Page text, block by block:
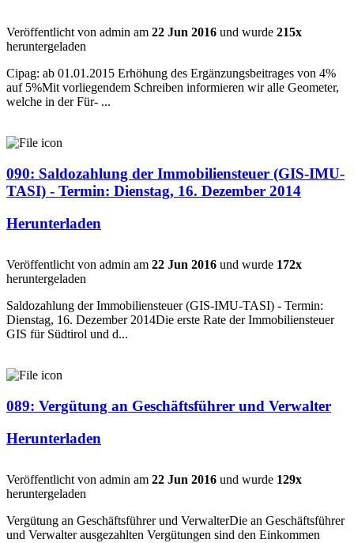
Veröffentlicht von admin am 22 Jun 2016 und wurde 215x
heruntergeladen
Cipag: ab 01.01.2015 Erhöhung des Ergänzungsbeitrages von 4%
auf 5%Mit vorliegendem Schreiben informieren wir alle Geometer,
welche in der Für- ...
090: Saldozahlung der Immobiliensteuer (GIS-IMU-
TASI) - Termin: Dienstag, 16. Dezember 2014
Herunterladen
Veröffentlicht von admin am 22 Jun 2016 und wurde 172x
heruntergeladen
Saldozahlung der Immobiliensteuer (GIS-IMU-TASI) - Termin:
Dienstag, 16. Dezember 2014Die erste Rate der Immobiliensteuer
GIS für Südtirol und d...
089: Vergütung an Geschäftsführer und Verwalter
Herunterladen
Veröffentlicht von admin am 22 Jun 2016 und wurde 129x
heruntergeladen
Vergütung an Geschäftsführer und VerwalterDie an Geschäftsführer
und Verwalter ausgezahlten Vergütungen sind den Einkommen